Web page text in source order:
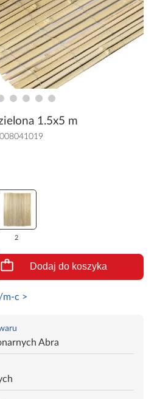
1.5x5 m
2
Dodaj do koszyka
m-c >
Abra